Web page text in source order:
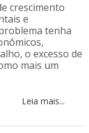
crescimento
e
tenha
o excesso de
mais um
Leia mais...